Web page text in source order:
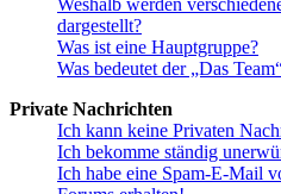
Weshalb werden
dargestellt?
Was ist eine Hauptgruppe?
Was bedeutet der „Das
Private Nachrichten
Ich kann keine Privaten
Ich bekomme ständig
Ich habe eine Spam-E-Mail